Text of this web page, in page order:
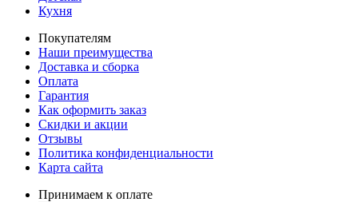
Кухня
Покупателям
Наши преимущества
Доставка и сборка
Оплата
Гарантия
Как оформить заказ
Скидки и акции
Отзывы
Политика конфиденциальности
Карта сайта
Принимаем к оплате